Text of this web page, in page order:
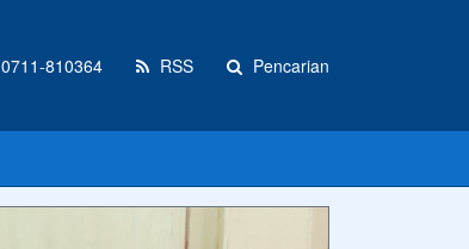
0711-810364 RSS Pencarian